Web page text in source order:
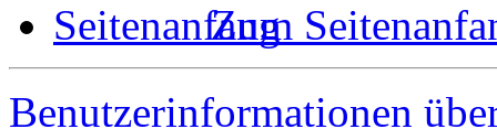
Zum
Benutzerinformationen